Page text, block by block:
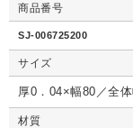
クッション封筒（ネ
コポス最大）※A4
不可
1枚 21.1円～
クッション封筒（ネ
不可
1枚 21.1円～
クッション封筒（ネ
コポス最大）※A4
不可
1枚 21.1円～
商品番号
SJ-006725200
サイズ
厚0．04×幅80／全
材質